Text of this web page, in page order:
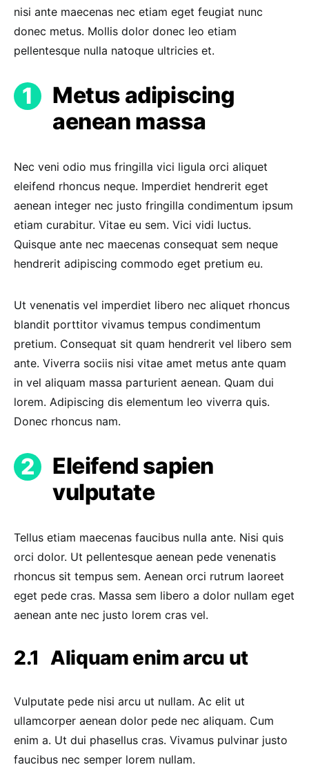
nisi ante maecenas nec etiam eget feugiat nunc
donec metus. Mollis dolor donec leo etiam
pellentesque nulla natoque ultricies et.
Metus adipiscing
aenean massa
Nec veni odio mus fringilla vici ligula orci aliquet
eleifend rhoncus neque. Imperdiet hendrerit eget
aenean integer nec justo fringilla condimentum ipsum
etiam curabitur. Vitae eu sem. Vici vidi luctus.
Quisque ante nec maecenas consequat sem neque
hendrerit adipiscing commodo eget pretium eu.
Ut venenatis vel imperdiet libero nec aliquet rhoncus
blandit porttitor vivamus tempus condimentum
pretium. Consequat sit quam hendrerit vel libero sem
ante. Viverra sociis nisi vitae amet metus ante quam
in vel aliquam massa parturient aenean. Quam dui
lorem. Adipiscing dis elementum leo viverra quis.
Donec rhoncus nam.
Eleifend sapien
vulputate
Tellus etiam maecenas faucibus nulla ante. Nisi quis
orci dolor. Ut pellentesque aenean pede venenatis
rhoncus sit tempus sem. Aenean orci rutrum laoreet
eget pede cras. Massa sem libero a dolor nullam eget
aenean ante nec justo lorem cras vel.
Aliquam enim arcu ut
Vulputate pede nisi arcu ut nullam. Ac elit ut
ullamcorper aenean dolor pede nec aliquam. Cum
enim a. Ut dui phasellus cras. Vivamus pulvinar justo
faucibus nec semper lorem nullam.